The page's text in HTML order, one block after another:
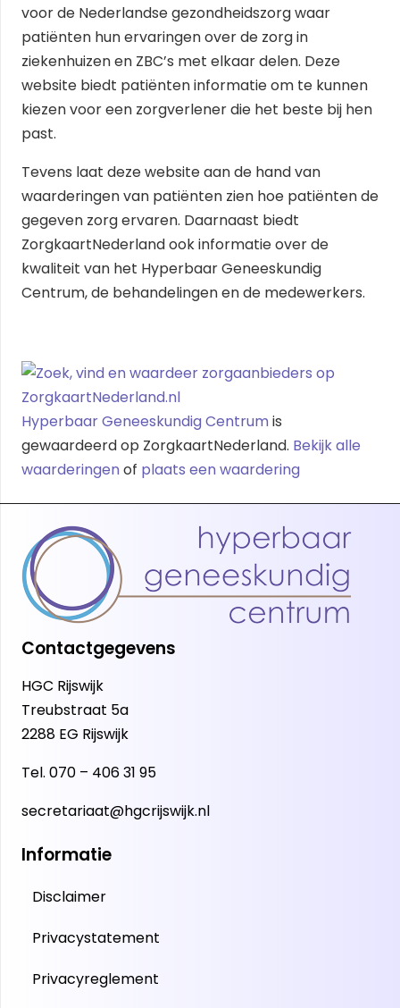
voor de Nederlandse gezondheidszorg waar
patiënten hun ervaringen over de zorg in
ziekenhuizen en ZBC’s met elkaar delen. Deze
website biedt patiënten informatie om te kunnen
kiezen voor een zorgverlener die het beste bij hen
past.
Tevens laat deze website aan de hand van
waarderingen van patiënten zien hoe patiënten de
gegeven zorg ervaren. Daarnaast biedt
ZorgkaartNederland ook informatie over de
kwaliteit van het Hyperbaar Geneeskundig
Centrum, de behandelingen en de medewerkers.
Hyperbaar Geneeskundig Centrum is
gewaardeerd op ZorgkaartNederland. Bekijk alle
waarderingen of plaats een waardering
Contactgegevens
HGC Rijswijk
Treubstraat 5a
2288 EG Rijswijk
Tel. 070 – 406 31 95
secretariaat@hgcrijswijk.nl
Informatie
Disclaimer
Privacystatement
Privacyreglement